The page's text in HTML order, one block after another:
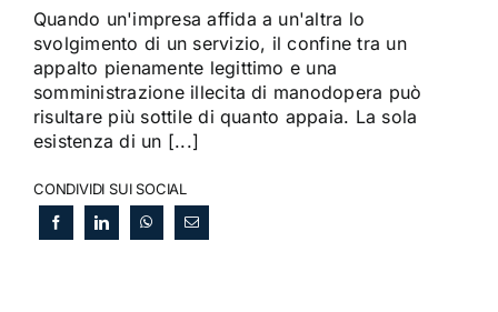
Quando un'impresa affida a un'altra lo
svolgimento di un servizio, il confine tra un
appalto pienamente legittimo e una
somministrazione illecita di manodopera può
risultare più sottile di quanto appaia. La sola
esistenza di un [...]
CONDIVIDI SUI SOCIAL